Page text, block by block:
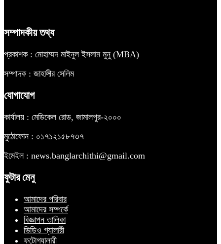
সম্পাদকীয় তথ্য
প্রকাশক : মোহাম্মদ মাইনুল ইসলাম মুনু (MBA)
সম্পাদক : জাহাঙ্গীর সেলিম
যোগাযোগ
কার্যালয় : মেডিকেল রোড, জামালপুর-২০০০
মুঠোফোন : ০১৭১২১৫৮৭৩৭
ইমেইল : news.banglarchithi@gmail.com
ফুটার মেনু
আমাদের পরিবার
আমাদের সম্পর্কে
বিজ্ঞাপন তালিকা
ভিডিও গ্যালারী
ফটোগ্যালারী